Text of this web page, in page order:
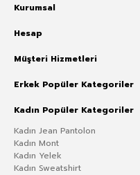
Kurumsal
Hesap
Müşteri Hizmetleri
Erkek Popüler Kategoriler
Kadın Popüler Kategoriler
Kadın Jean Pantolon
Kadın Mont
Kadın Yelek
Kadın Sweatshirt